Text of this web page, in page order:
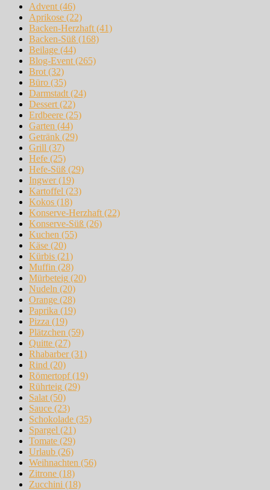
Advent (46)
Aprikose (22)
Backen-Herzhaft (41)
Backen-Süß (168)
Beilage (44)
Blog-Event (265)
Brot (32)
Büro (35)
Darmstadt (24)
Dessert (22)
Erdbeere (25)
Garten (44)
Getränk (29)
Grill (37)
Hefe (25)
Hefe-Süß (29)
Ingwer(19)
Kartoffel (23)
Kokos (18)
Konserve-Herzhaft (22)
Konserve-Süß (26)
Kuchen (55)
Käse (20)
Kürbis (21)
Muffin (28)
Mürbeteig (20)
Nudeln (20)
Orange (28)
Paprika (19)
Pizza (19)
Plätzchen (59)
Quitte (27)
Rhabarber(31)
Rind (20)
Römertopf(19)
Rührteig (29)
Salat (50)
Sauce (23)
Schokolade (35)
Spargel (21)
Tomate (29)
Urlaub (26)
Weihnachten (56)
Zitrone (18)
Zucchini (18)